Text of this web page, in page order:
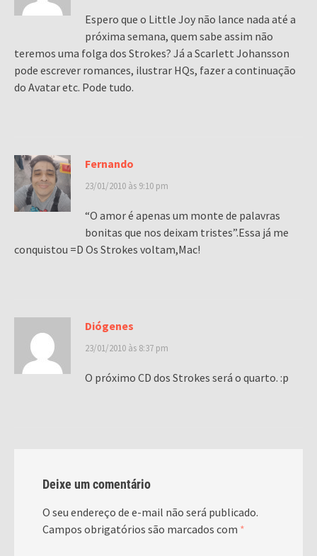
Espero que o Little Joy não lance nada até a
próxima semana, quem sabe assim não
teremos uma folga dos Strokes? Já a Scarlett Johansson
pode escrever romances, ilustrar HQs, fazer a continuação
do Avatar etc. Pode tudo.
Fernando
23/01/2010 às 9:10 pm
“O amor é apenas um monte de palavras
bonitas que nos deixam tristes”.Essa já me
conquistou =D Os Strokes voltam,Mac!
Diógenes
23/01/2010 às 8:37 pm
O próximo CD dos Strokes será o quarto. :p
Deixe um comentário
O seu endereço de e-mail não será publicado.
Campos obrigatórios são marcados com *